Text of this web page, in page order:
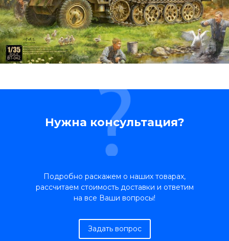
Нужна консультация?
Подробно раскажем о наших товарах,
рассчитаем стоимость доставки и ответим
на все Ваши вопросы!
Задать вопрос